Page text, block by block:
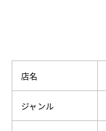
店名
ジャンル